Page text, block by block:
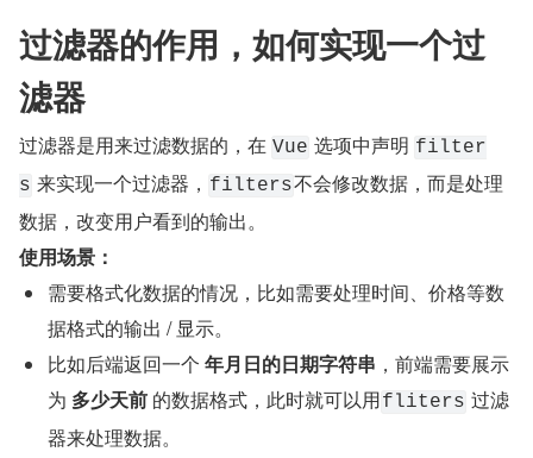
过滤器的作用，如何实现一个过
滤器
过滤器是用来过滤数据的，在 Vue 选项中声明 filter
s 来实现一个过滤器， filters不会修改数据，而是处理
数据，改变用户看到的输出。
使用场景：
需要格式化数据的情况，比如需要处理时间、价格等数
据格式的输出 / 显示。
比如后端返回一个 年月日的日期字符串 ，前端需要展示
为 多少天前 的数据格式，此时就可以用fliters 过滤
器来处理数据。